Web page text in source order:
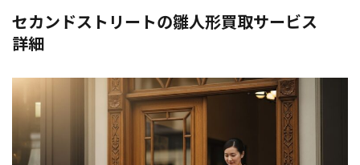
セカンドストリートの雛人形買取サービス
詳細